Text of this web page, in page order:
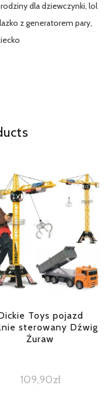
dla dziewczynki, lol
z generatorem pary,
Toys pojazd
sterowany Dźwig
Żuraw
109,90zł